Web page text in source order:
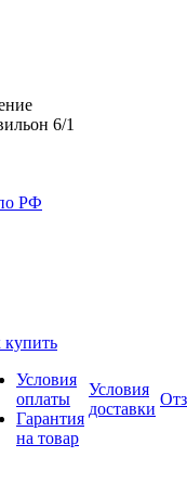
6/1
РФ
купить
Условия
оплаты
Гарантия
на товар
Условия
доставки